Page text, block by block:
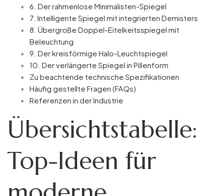
6. Der rahmenlose Minimalisten-Spiegel
7. Intelligente Spiegel mit integrierten Demisters
8. Übergroße Doppel-Eitelkeitsspiegel mit
Beleuchtung
9. Der kreisförmige Halo-Leuchtspiegel
10. Der verlängerte Spiegel in Pillenform
Zu beachtende technische Spezifikationen
Häufig gestellte Fragen (FAQs)
Referenzen in der Industrie
Übersichtstabelle:
Top-Ideen für